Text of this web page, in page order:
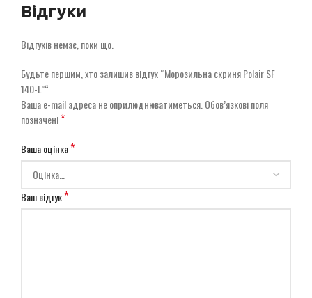
Відгуки
Відгуків немає, поки що.
Будьте першим, хто залишив відгук “Морозильна скриня Polair SF
140-L”“
Ваша e-mail адреса не оприлюднюватиметься. Обов’язкові поля
позначені*
Ваша оцінка*
Ваш відгук*